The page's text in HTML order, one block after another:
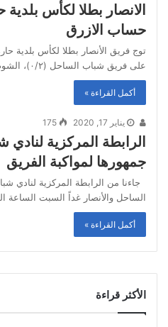
الانصار بطلا لكأس
حساب الازرق
توج فريق الأنصار بطلا لكأس بلدية
على فريق شباب الساحل (٠/٢)، الشوط الأول (٠/١)،…
أكمل القراءة »
يناير 17, 2020 175
الرابطة المركزية
جمهورها لمواكبة الفريق
جاءنا من الرابطة المركزية لنادي
الساحل والأنصار غداً السبت
أكمل القراءة »
الأكثر قراءة